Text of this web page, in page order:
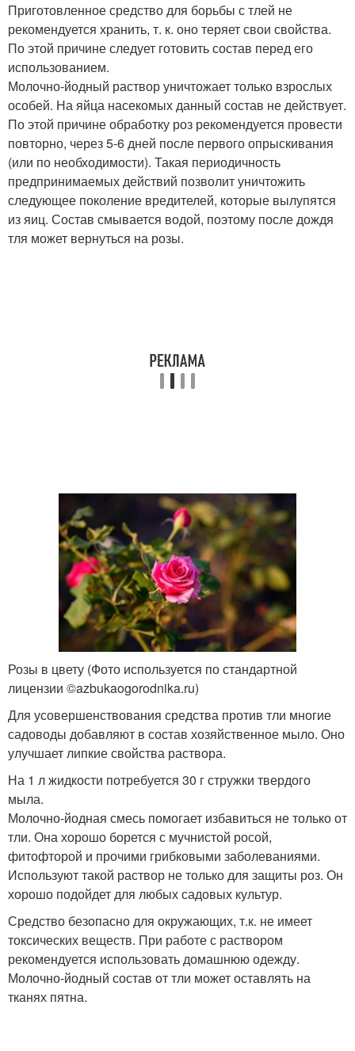
Приготовленное средство для борьбы с тлей не
рекомендуется хранить, т. к. оно теряет свои свойства.
По этой причине следует готовить состав перед его
использованием.
Молочно-йодный раствор уничтожает только взрослых
особей. На яйца насекомых данный состав не действует.
По этой причине обработку роз рекомендуется провести
повторно, через 5-6 дней после первого опрыскивания
(или по необходимости). Такая периодичность
предпринимаемых действий позволит уничтожить
следующее поколение вредителей, которые вылупятся
из яиц. Состав смывается водой, поэтому после дождя
тля может вернуться на розы.
Розы в цвету (Фото используется по стандартной
лицензии ©azbukaogorodnika.ru)
Для усовершенствования средства против тли многие
садоводы добавляют в состав хозяйственное мыло. Оно
улучшает липкие свойства раствора.
На 1 л жидкости потребуется 30 г стружки твердого
мыла.
Молочно-йодная смесь помогает избавиться не только от
тли. Она хорошо борется с мучнистой росой,
фитофторой и прочими грибковыми заболеваниями.
Используют такой раствор не только для защиты роз. Он
хорошо подойдет для любых садовых культур.
Средство безопасно для окружающих, т.к. не имеет
токсических веществ. При работе с раствором
рекомендуется использовать домашнюю одежду.
Молочно-йодный состав от тли может оставлять на
тканях пятна.